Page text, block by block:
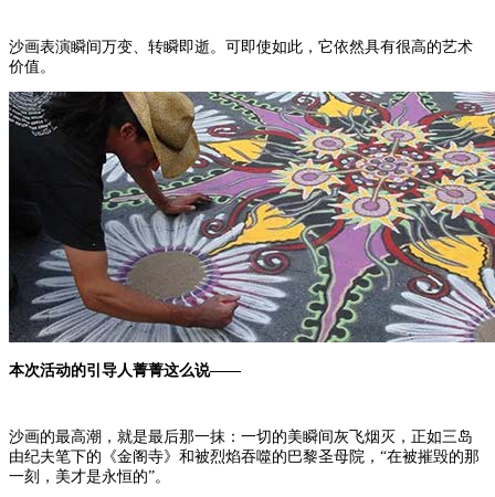
沙画表演瞬间万变、转瞬即逝。可即使如此，它依然具有很高的艺术
价值。
本次活动的引导人菁菁这么说——
沙画的最高潮，就是最后那一抹：一切的美瞬间灰飞烟灭，正如三岛
由纪夫笔下的《金阁寺》和被烈焰吞噬的巴黎圣母院，“在被摧毁的那
一刻，美才是永恒的”。